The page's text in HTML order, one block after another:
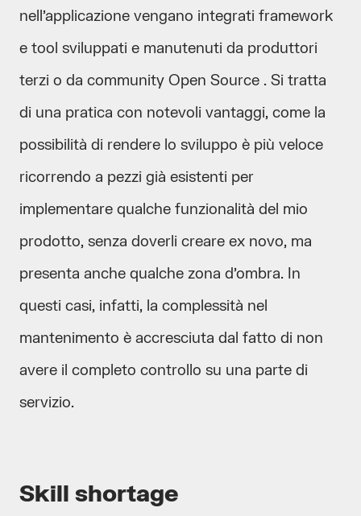
nell’applicazione vengano integrati framework
e tool sviluppati e manutenuti da produttori
terzi o da community Open Source . Si tratta
di una pratica con notevoli vantaggi, come la
possibilità di rendere lo sviluppo è più veloce
ricorrendo a pezzi già esistenti per
implementare qualche funzionalità del mio
prodotto, senza doverli creare ex novo, ma
presenta anche qualche zona d’ombra. In
questi casi, infatti, la complessità nel
mantenimento è accresciuta dal fatto di non
avere il completo controllo su una parte di
servizio.
Skill shortage